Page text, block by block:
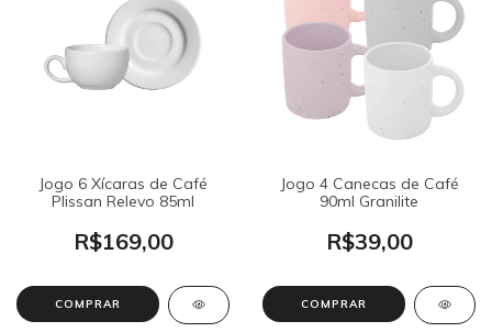
Jogo 6 Xícaras de Café
Plissan Relevo 85ml
R$169,00
Jogo 4 Canecas de Café
90ml Granilite
R$39,00